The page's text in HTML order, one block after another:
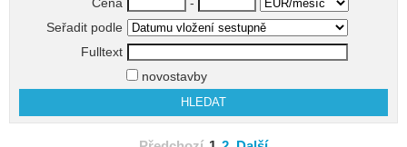
Seřadit podle
Fulltext
novostavby